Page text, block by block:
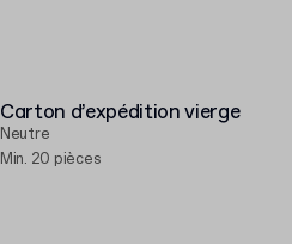
Carton d’expédition vierge
Neutre
Min. 20 pièces